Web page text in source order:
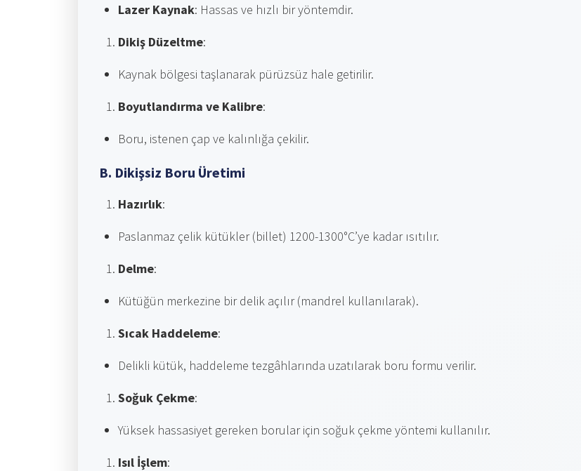
Lazer Kaynak: Hassas ve hızlı bir yöntemdir.
Dikiş Düzeltme:
Kaynak bölgesi taşlanarak pürüzsüz hale getirilir.
Boyutlandırma ve Kalibre:
Boru, istenen çap ve kalınlığa çekilir.
B. Dikişsiz Boru Üretimi
Hazırlık:
Paslanmaz çelik kütükler (billet) 1200-1300°C’ye kadar ısıtılır.
Delme:
Kütüğün merkezine bir delik açılır (mandrel kullanılarak).
Sıcak Haddeleme:
Delikli kütük, haddeleme tezgâhlarında uzatılarak boru formu verilir.
Soğuk Çekme:
Yüksek hassasiyet gereken borular için soğuk çekme yöntemi kullanılır.
Isıl İşlem: